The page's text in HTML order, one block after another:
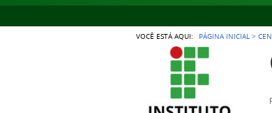
VOCÊ ESTÁ AQUI: PÁGINA INICIAL >